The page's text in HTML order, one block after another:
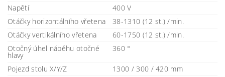
Napětí
400 V
Otáčky horizontálního vřetena
38-1310 (12 st.) /min.
Otáčky vertikálního vřetena
60-1750 (12 st.) /min.
Otočný úhel náběhu otočné
hlavy
360 °
Pojezd stolu X/Y/Z
1300 / 300 / 420 mm